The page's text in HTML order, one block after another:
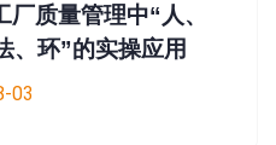
质量管理中“人、
、环”的实操应用
03